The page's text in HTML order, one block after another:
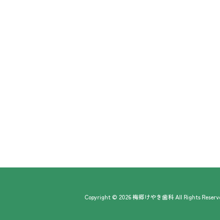
Copyright © 2026梅郷けやき歯科All Rights